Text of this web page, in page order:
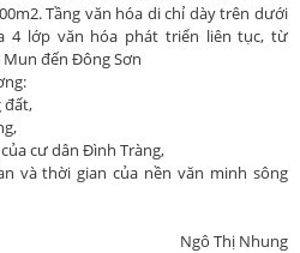
Tầng văn hóa di chỉ dày trên dưới
4 lớp văn hóa phát triển liên tục, từ
đến Đông Sơn
đất,
cư dân Đình Tràng,
và thời gian của nền văn minh sông
Ngô Thị Nhung